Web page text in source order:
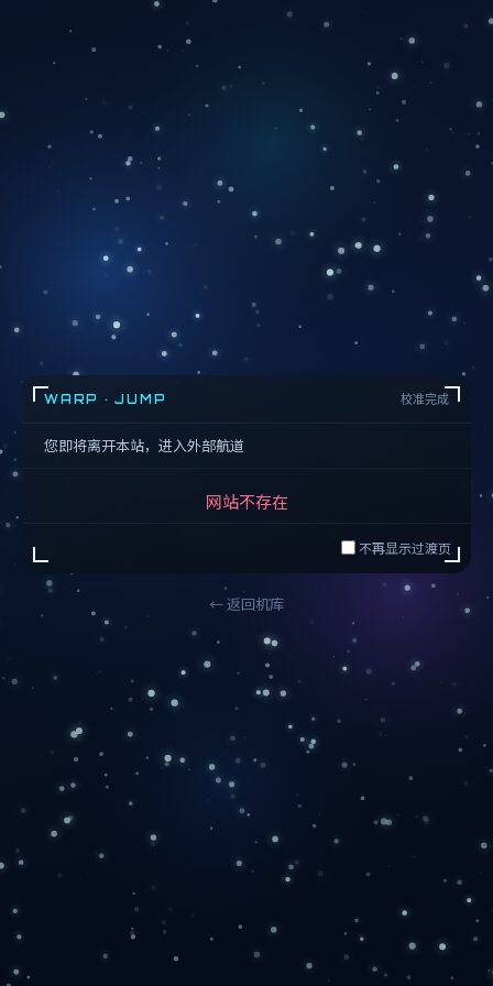
WARP · JUMP 校准完成
您即将离开本站，进入外部航道
网站不存在
不再显示过渡页
← 返回机库